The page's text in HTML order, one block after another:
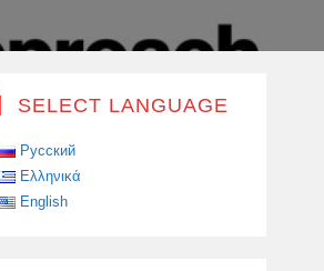
SELECT LANGUAGE
Русский
Ελληνικά
English